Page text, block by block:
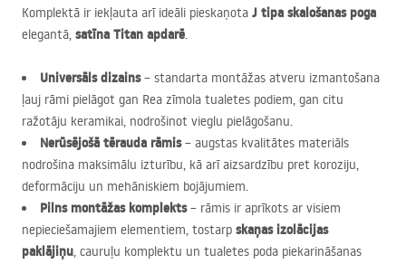
Komplektā ir iekļauta arī ideāli pieskaņota J tipa skalošanas poga
elegantā, satīna Titan apdarē.
Universāls dizains– standarta montāžas atveru izmantošana
ļauj rāmi pielāgot gan Rea zīmola tualetes podiem, gan citu
ražotāju keramikai, nodrošinot vieglu pielāgošanu.
Nerūsējošā tērauda rāmis– augstas kvalitātes materiāls
nodrošina maksimālu izturību, kā arī aizsardzību pret koroziju,
deformāciju un mehāniskiem bojājumiem.
Pilns montāžas komplekts– rāmis ir aprīkots ar visiem
nepieciešamajiem elementiem, tostarp skaņas izolācijas
paklājiņu, cauruļu komplektu un tualetes poda piekarināšanas